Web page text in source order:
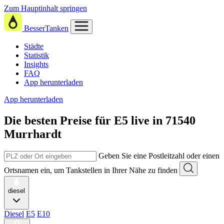
Zum Hauptinhalt springen
BesserTanken
Städte
Statistik
Insights
FAQ
App herunterladen
App herunterladen
Die besten Preise für E5 live in 71540
Murrhardt
Geben Sie eine Postleitzahl oder einen
Ortsnamen ein, um Tankstellen in Ihrer Nähe zu finden
diesel
Diesel E5 E10